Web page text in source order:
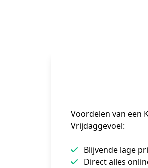
Voordelen van een
Vrijdaggevoel:
Blijvende lage
Direct alles